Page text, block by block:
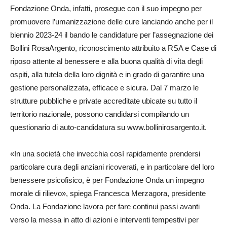
Fondazione Onda, infatti, prosegue con il suo impegno per
promuovere l’umanizzazione delle cure lanciando anche per il
biennio 2023-24 il bando le candidature per l’assegnazione dei
Bollini RosaArgento, riconoscimento attribuito a RSA e Case di
riposo attente al benessere e alla buona qualità di vita degli
ospiti, alla tutela della loro dignità e in grado di garantire una
gestione personalizzata, efficace e sicura. Dal 7 marzo le
strutture pubbliche e private accreditate ubicate su tutto il
territorio nazionale, possono candidarsi compilando un
questionario di auto-candidatura su www.bollinirosargento.it.
«In una società che invecchia così rapidamente prendersi
particolare cura degli anziani ricoverati, e in particolare del loro
benessere psicofisico, è per Fondazione Onda un impegno
morale di rilievo», spiega Francesca Merzagora, presidente
Onda. La Fondazione lavora per fare continui passi avanti
verso la messa in atto di azioni e interventi tempestivi per